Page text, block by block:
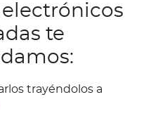
te
trayéndolos a